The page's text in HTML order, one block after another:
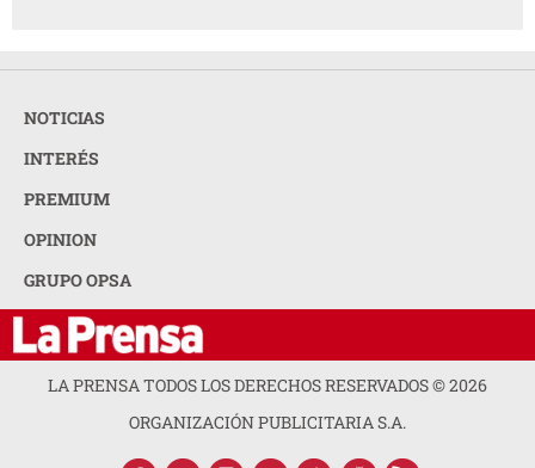
NOTICIAS
INTERÉS
PREMIUM
OPINION
GRUPO OPSA
LA PRENSA TODOS LOS DERECHOS RESERVADOS ©2026
ORGANIZACIÓN PUBLICITARIA S.A.